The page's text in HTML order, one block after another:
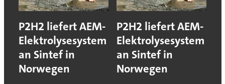
P2H2 liefert AEM-
Elektrolysesystem
an Sintef in
Norwegen
P2H2 liefert AEM-
Elektrolysesystem
an Sintef in
Norwegen